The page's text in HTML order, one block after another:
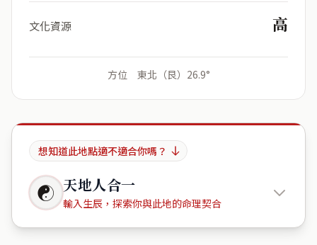
文化資源 高
方位 東北（艮）26.9°
想知道此地點適不適合你嗎？
☯ 天地人合一
輸入生辰，探索你與此地的命理契合